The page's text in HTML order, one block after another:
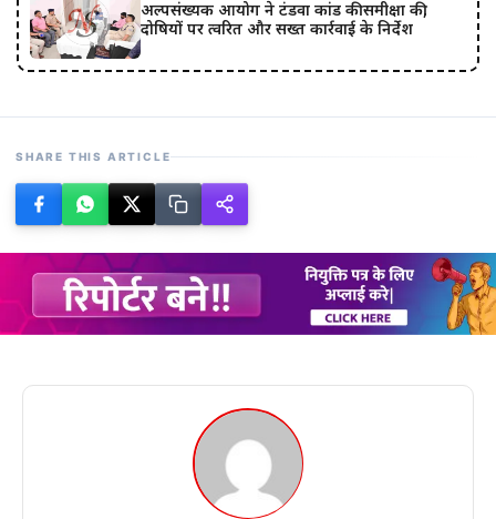
अल्पसंख्यक आयोग ने टंडवा कांड की समीक्षा की,
दोषियों पर त्वरित और सख्त कार्रवाई के निर्देश
SHARE THIS ARTICLE